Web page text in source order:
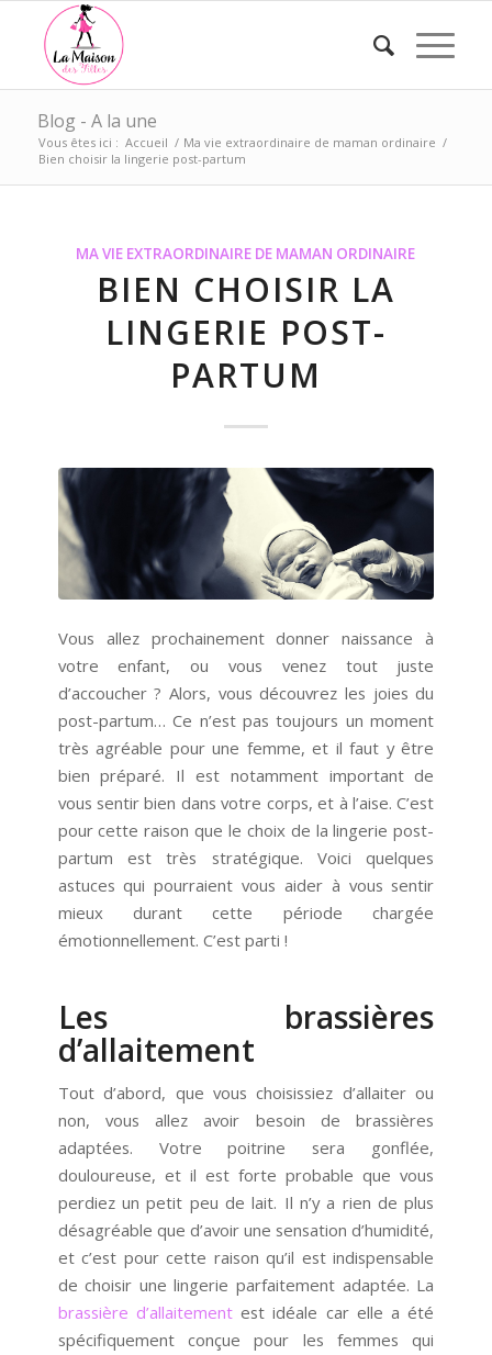
Blog - A la une
Vous êtes ici : Accueil / Ma vie extraordinaire de maman ordinaire /
Bien choisir la lingerie post-partum
MA VIE EXTRAORDINAIRE DE MAMAN ORDINAIRE
BIEN CHOISIR LA
LINGERIE POST-
PARTUM
Vous allez prochainement donner naissance à
votre enfant, ou vous venez tout juste
d’accoucher ? Alors, vous découvrez les joies du
post-partum… Ce n’est pas toujours un moment
très agréable pour une femme, et il faut y être
bien préparé. Il est notamment important de
vous sentir bien dans votre corps, et à l’aise. C’est
pour cette raison que le choix de la lingerie post-
partum est très stratégique. Voici quelques
astuces qui pourraient vous aider à vous sentir
mieux durant cette période chargée
émotionnellement. C’est parti !
Les brassières
d’allaitement
Tout d’abord, que vous choisissiez d’allaiter ou
non, vous allez avoir besoin de brassières
adaptées. Votre poitrine sera gonflée,
douloureuse, et il est forte probable que vous
perdiez un petit peu de lait. Il n’y a rien de plus
désagréable que d’avoir une sensation d’humidité,
et c’est pour cette raison qu’il est indispensable
de choisir une lingerie parfaitement adaptée. La
brassière d’allaitementest idéale car elle a été
spécifiquement conçue pour les femmes qui